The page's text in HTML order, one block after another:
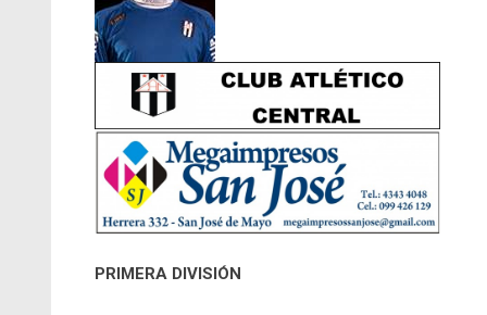
PRIMERA DIVISIÓN